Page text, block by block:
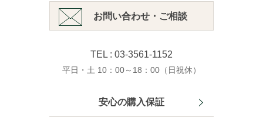
お問い合わせ・ご相談
TEL : 03-3561-1152
平日・土 10：00～18：00（日祝休）
安心の購入保証